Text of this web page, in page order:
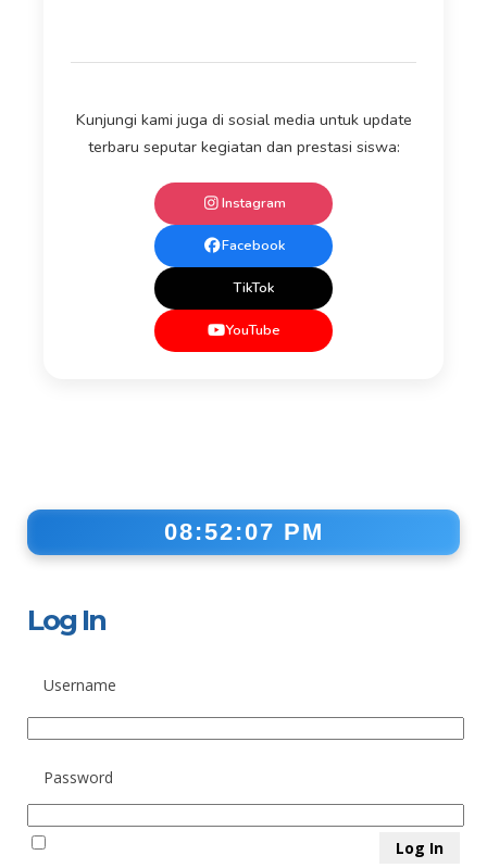
Kunjungi kami juga di sosial media untuk update
terbaru seputar kegiatan dan prestasi siswa:
Instagram
Facebook
TikTok
YouTube
08:52:08 PM
Log In
Username
Password